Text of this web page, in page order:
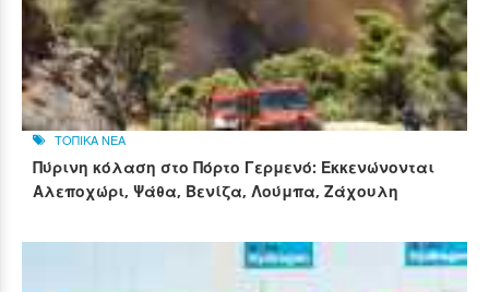
ΤΟΠΙΚΑ ΝΕΑ
Πύρινη κόλαση στο Πόρτο Γερμενό: Εκκενώνονται
Αλεποχώρι, Ψάθα, Βενίζα, Λούμπα, Ζάχουλη